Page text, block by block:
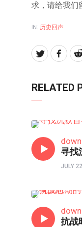
求，请给我们
IN: 历史回声
RELATED
寻找
JULY
抗战